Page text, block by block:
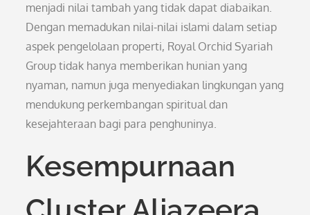
menjadi nilai tambah yang tidak dapat diabaikan.
Dengan memadukan nilai-nilai islami dalam setiap
aspek pengelolaan properti, Royal Orchid Syariah
Group tidak hanya memberikan hunian yang
nyaman, namun juga menyediakan lingkungan yang
mendukung perkembangan spiritual dan
kesejahteraan bagi para penghuninya.
Kesempurnaan